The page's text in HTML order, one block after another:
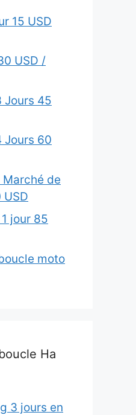
15 USD
USD /
Jours 45
Jours 60
Marché de
USD
jour 85
moto
Ha
3 jours en